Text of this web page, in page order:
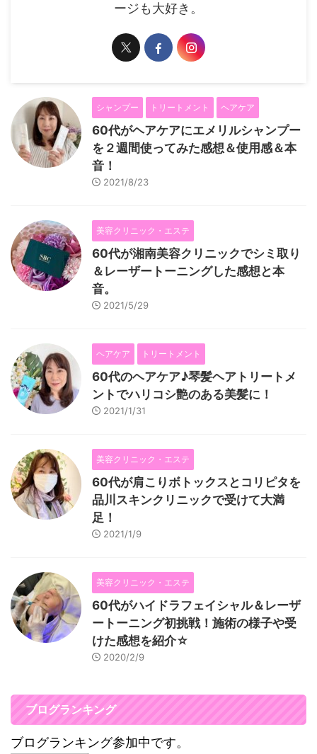
ージも大好き。
シャンプー トリートメント ヘアケア
60代がヘアケアにエメリルシャンプー
を２週間使ってみた感想＆使用感＆本
音！
2021/8/23
美容クリニック・エステ
60代が湘南美容クリニックでシミ取り
＆レーザートーニングした感想と本
音。
2021/5/29
ヘアケア トリートメント
60代のヘアケア♪琴髪ヘアトリートメ
ントでハリコシ艶のある美髪に！
2021/1/31
美容クリニック・エステ
60代が肩こりボトックスとコリピタを
品川スキンクリニックで受けて大満
足！
2021/1/9
美容クリニック・エステ
60代がハイドラフェイシャル＆レーザ
ートーニング初挑戦！施術の様子や受
けた感想を紹介☆
2020/2/9
ブログランキング
ブログランキング参加中です。